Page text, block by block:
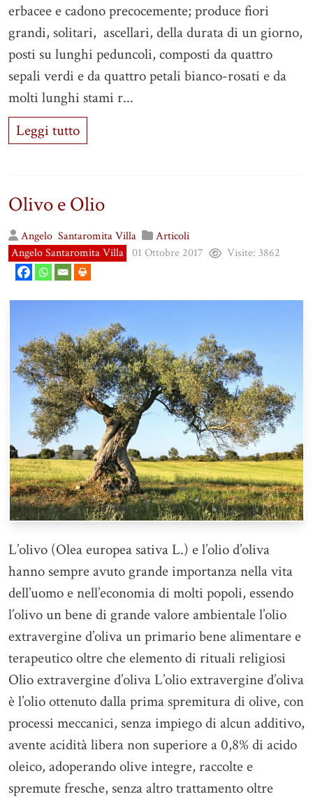
erbacee e cadono precocemente; produce fiori
grandi, solitari, ascellari, della durata di un giorno,
posti su lunghi peduncoli, composti da quattro
sepali verdi e da quattro petali bianco-rosati e da
molti lunghi stami r...
Leggi tutto
Olivo e Olio
Angelo Santaromita Villa
Articoli
Angelo Santaromita Villa 01 Ottobre 2017 Visite: 3862
L’olivo (Olea europea sativa L.) e l’olio d’oliva
hanno sempre avuto grande importanza nella vita
dell’uomo e nell’economia di molti popoli, essendo
l’olivo un bene di grande valore ambientale l’olio
extravergine d’oliva un primario bene alimentare e
terapeutico oltre che elemento di rituali religiosi
Olio extravergine d’oliva L’olio extravergine d’oliva
è l’olio ottenuto dalla prima spremitura di olive, con
processi meccanici, senza impiego di alcun additivo,
avente acidità libera non superiore a 0,8% di acido
oleico, adoperando olive integre, raccolte e
spremute fresche, senza altro trattamento oltre